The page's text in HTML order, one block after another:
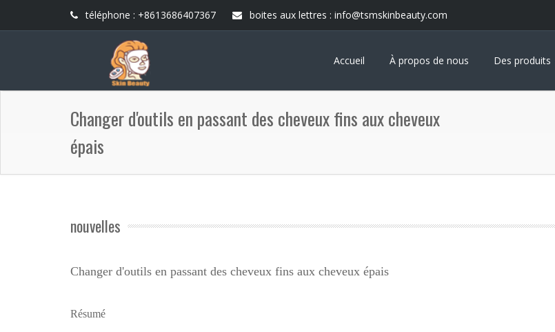
téléphone : +8613686407367 boites aux lettres : info@tsmskinbeauty.com
Accueil À propos de nous Des produits
Changer d'outils en passant des cheveux fins aux cheveux
épais
nouvelles
Changer d'outils en passant des cheveux fins aux cheveux épais
Résumé